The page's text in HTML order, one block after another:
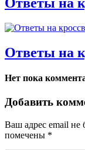
Ответы на
Нет пока
Добавить
Ваш адрес email не
помечены *